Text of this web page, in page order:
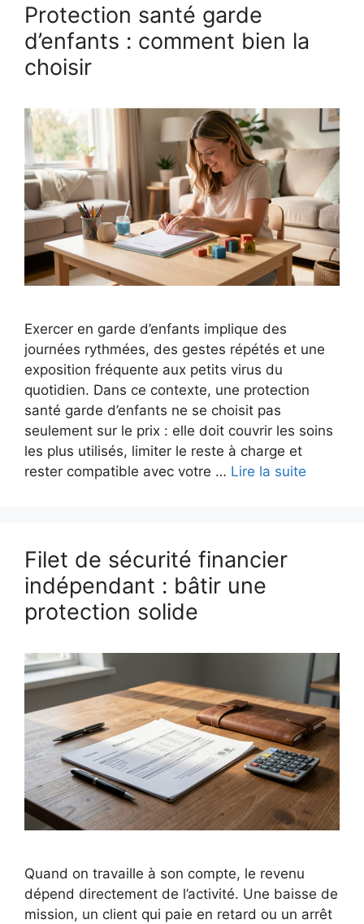
Protection santé garde
d’enfants : comment bien la
choisir
Exercer en garde d’enfants implique des
journées rythmées, des gestes répétés et une
exposition fréquente aux petits virus du
quotidien. Dans ce contexte, une protection
santé garde d’enfants ne se choisit pas
seulement sur le prix : elle doit couvrir les soins
les plus utilisés, limiter le reste à charge et
rester compatible avec votre … Lire la suite
Filet de sécurité financier
indépendant : bâtir une
protection solide
Quand on travaille à son compte, le revenu
dépend directement de l’activité. Une baisse de
mission, un client qui paie en retard ou un arrêt